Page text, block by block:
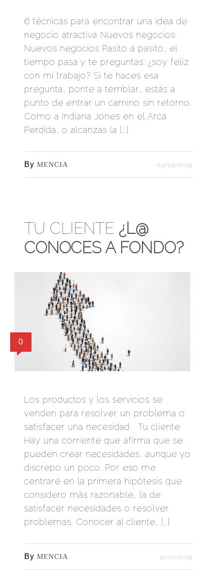
6 técnicas para encontrar una idea de
negocio atractiva Nuevos negocios
Nuevos negocios Pasito a pasito, el
tiempo pasa y te preguntas: ¿soy feliz
con mi trabajo? Si te haces esa
pregunta, ponte a temblar… estás a
punto de entrar un camino sin retorno.
Como a Indiana Jones en el Arca
Perdida, o alcanzas la […]
By MENCIA 03/09/2019
TU CLIENTE ¿L@
CONOCES A FONDO?
0
Los productos y los servicios se
venden para resolver un problema o
satisfacer una necesidad Tu cliente
Hay una corriente que afirma que se
pueden crear necesidades, aunque yo
discrepo un poco. Por eso me
centraré en la primera hipótesis que
considero más razonable, la de
satisfacer necesidades o resolver
problemas. Conocer al cliente, […]
By MENCIA 12/07/2019